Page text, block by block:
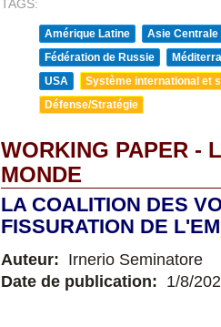
TAGS:
Amérique Latine
Asie Centrale
Fédération de Russie
USA
Système international et
Défense/Stratégie
WORKING PAPER -
MONDE
LA COALITION DES
FISSURATION DE
Auteur: Irnerio Seminatore
Date de publication: 1/8/